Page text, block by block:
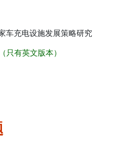
车充电设施发展策略研究
只有英文版本）